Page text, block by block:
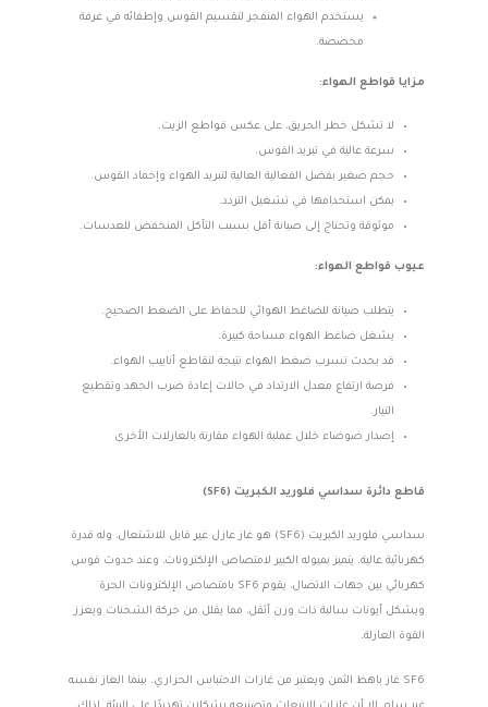
يستخدم الهواء المنفجر لتقسيم القوس وإطفائه في غرفة
مخصصة.
مزايا قواطع الهواء:
لا تشكل خطر الحريق، على عكس قواطع الزيت.
سرعة عالية في تبريد القوس.
حجم صغير بفضل الفعالية العالية لتبريد الهواء وإخماد القوس.
يمكن استخدامها في تشغيل التردد.
موثوقة وتحتاج إلى صيانة أقل بسبب التآكل المنخفض للعدسات.
عيوب قواطع الهواء:
يتطلب صيانة للضاغط الهوائي للحفاظ على الضغط الصحيح.
يشغل ضاغط الهواء مساحة كبيرة.
قد يحدث تسرب ضغط الهواء نتيجة لتقاطع أنابيب الهواء.
فرصة ارتفاع معدل الارتداد في حالات إعادة ضرب الجهد وتقطيع
التيار.
إصدار ضوضاء خلال عملية الهواء مقارنة بالعازلات الأخرى
قاطع دائرة سداسي فلوريد الكبريت (SF6)
سداسي فلوريد الكبريت (SF6) هو غاز عازل غير قابل للاشتعال، وله قدرة
كهربائية عالية. يتميز بميوله الكبير لامتصاص الإلكترونات، وعند حدوث قوس
كهربائي بين جهات الاتصال، يقوم SF6 بامتصاص الإلكترونات الحرة
ويشكل أيونات سالبة ذات وزن أثقل، مما يقلل من حركة الشحنات ويعزز
القوة العازلة.
SF6 غاز باهظ الثمن ويعتبر من غازات الاحتباس الحراري. بينما الغاز نفسه